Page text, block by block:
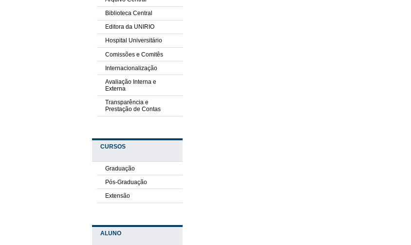
Biblioteca Central
Editora da UNIRIO
Hospital Universitário
Comissões e Comitês
Internacionalização
Avaliação Interna e
Externa
Transparência e
Prestação de Contas
CURSOS
Graduação
Pós-Graduação
Extensão
ALUNO